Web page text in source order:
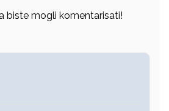
biste mogli komentarisati!